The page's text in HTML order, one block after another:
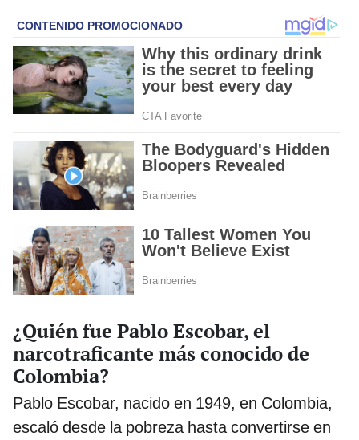
¿Quién fue Pablo Escobar, el
narcotraficante más conocido de
Colombia?
Pablo Escobar, nacido en 1949, en Colombia,
escaló desde la pobreza hasta convertirse en